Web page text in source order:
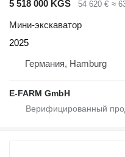
5 518 000 KGS
54 620 € ≈
Мини-экскаватор
2025
Германия, Hamburg
E-FARM GmbH